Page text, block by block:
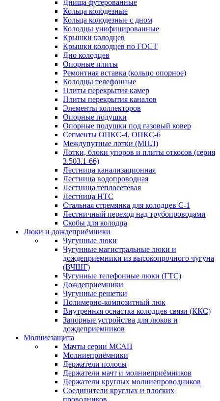
Днища футерованные
Кольца колодезные
Кольца колодезные с дном
Колодцы унифицированные
Крышки колодцев
Крышки колодцев по ГОСТ
Дно колодцев
Опорные плиты
Ремонтная вставка (кольцо опорное)
Колодцы телефонные
Плиты перекрытия камер
Плиты перекрытия каналов
Элементы коллекторов
Опорные подушки
Опорные подушки под газовый ковер
Сегменты ОПКС-4, ОПКС-6
Междупутные лотки (МПЛ)
Лотки, блоки упоров и плиты откосов (серия
3.503.1-66)
Лестница канализационная
Лестница водопроводная
Лестница теплосетевая
Лестница НТС
Стальная стремянка для колодцев С-1
Лестничный переход над трубопроводами
Скобы для колодца
Люки и дождеприёмники
Чугунные люки
Чугунные магистральные люки и
дождеприемники из высокопрочного чугуна
(ВЧШГ)
Чугунные телефонные люки (ГТС)
Дождеприемники
Чугунные решетки
Полимерно-композитный люк
Внутренняя оснастка колодцев связи (ККС)
Запорные устройства для люков и
дождеприемников
Молниезащита
Мачты серии МСАП
Молниеприёмники
Держатели полосы
Держатели мачт и молниеприёмников
Держатели круглых молниепроводников
Cоединители круглых и плоских
проводников